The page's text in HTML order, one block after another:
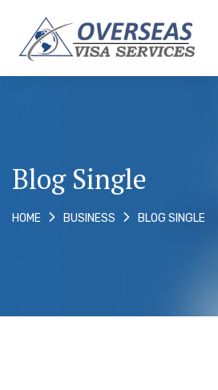
Blog Single
HOME BUSINESS BLOG SINGLE